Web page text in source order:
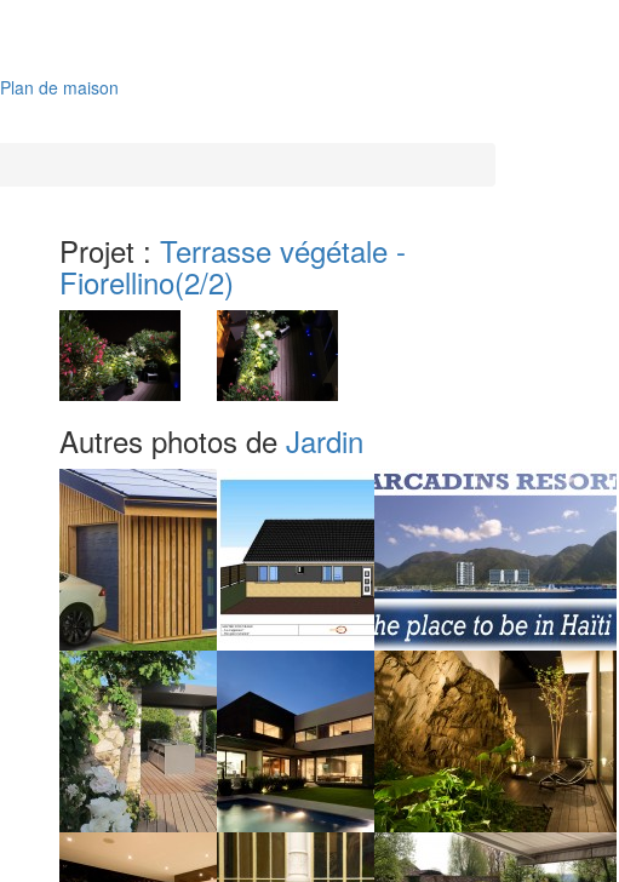
Plan de maison
Projet : Terrasse végétale -
Fiorellino(2/2)
Autres photos de Jardin